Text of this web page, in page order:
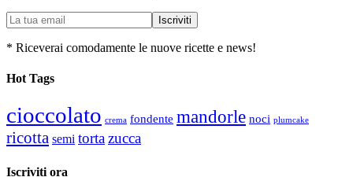
* Riceverai comodamente le nuove ricette e news!
Hot Tags
cioccolato crema fondente mandorle noci plumcake
ricotta semi tortazucca
Iscriviti ora